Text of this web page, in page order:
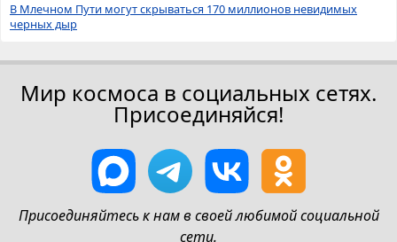
В Млечном Пути могут скрываться 170 миллионов невидимых
черных дыр
Мир космоса в социальных сетях.
Присоединяйся!
Присоединяйтесь к нам в своей любимой социальной
сети.